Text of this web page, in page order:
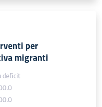
per
migranti
deficit